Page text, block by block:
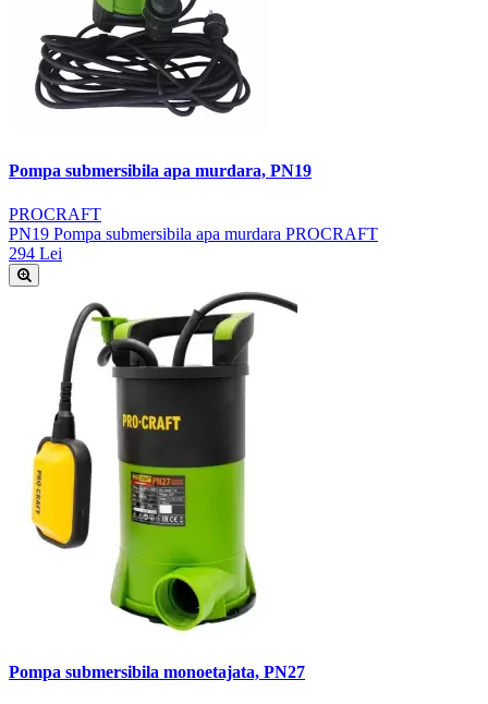
Pompa submersibila apa murdara, PN19
PROCRAFT
PN19 Pompa submersibila apa murdara PROCRAFT
294 Lei
Pompa submersibila monoetajata, PN27